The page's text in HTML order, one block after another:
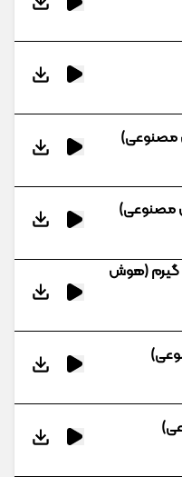
مصنوعی)
گیرم (هوش